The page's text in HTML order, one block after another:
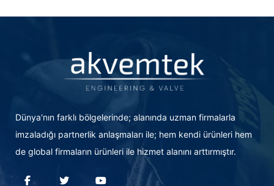
Dünya'nın farklı bölgelerinde; alanında uzman firmalarla
imzaladığı partnerlik anlaşmaları ile; hem kendi ürünleri hem
de global firmaların ürünleri ile hizmet alanını arttırmıştır.